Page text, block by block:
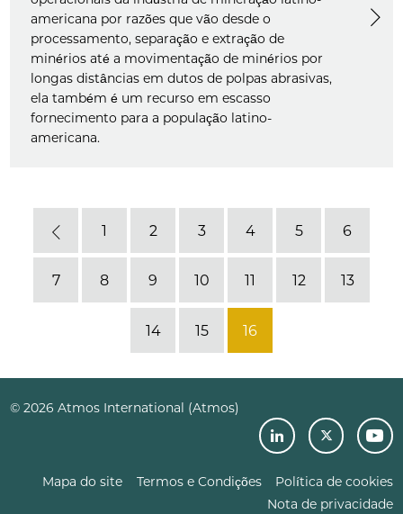
americana por razões que vão desde o
processamento, separação e extração de
minérios até a movimentação de minérios por
longas distâncias em dutos de polpas abrasivas,
ela também é um recurso em escasso
fornecimento para a população latino-
americana.
Previous
1 2 3 4 5 6
7 8 9 10 11 12 13
14 15 16
© 2026 Atmos International (Atmos)
Mapa do site Termos e Condições
Política de cookies
Nota de privacidade